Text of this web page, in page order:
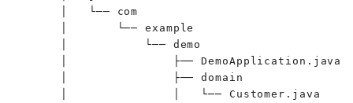
       │   └── com
       │       └── example
       │           └── demo
       │               ├── DemoApplication.java
       │               ├── domain
       │               │   └── Customer.java